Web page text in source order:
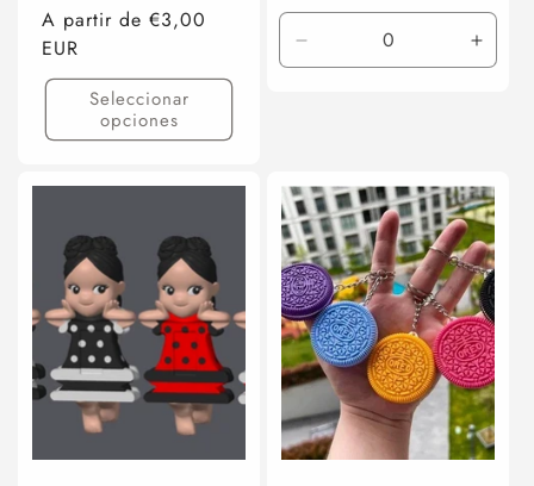
Precio
habitual
A partir de €3,00
EUR
Seleccionar
opciones
habitual
cantidad